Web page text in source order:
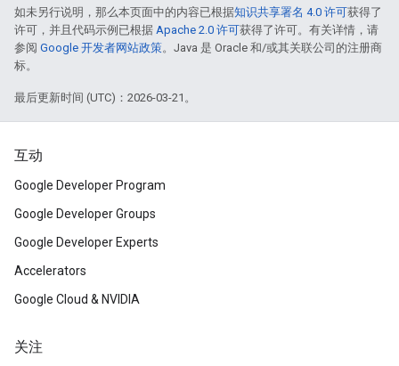
如未另行说明，那么本页面中的内容已根据知识共享署名 4.0 许可获得了
许可，并且代码示例已根据 Apache 2.0 许可获得了许可。有关详情，请
参阅 Google 开发者网站政策。Java 是 Oracle 和/或其关联公司的注册商
标。
最后更新时间 (UTC)：2026-03-21。
互动
Google Developer Program
Google Developer Groups
Google Developer Experts
Accelerators
Google Cloud & NVIDIA
关注